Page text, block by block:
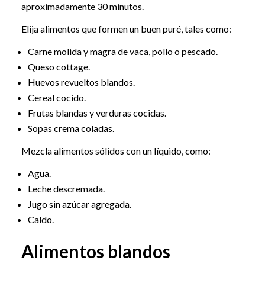
aproximadamente 30 minutos.
Elija alimentos que formen un buen puré, tales como:
Carne molida y magra de vaca, pollo o pescado.
Queso cottage.
Huevos revueltos blandos.
Cereal cocido.
Frutas blandas y verduras cocidas.
Sopas crema coladas.
Mezcla alimentos sólidos con un líquido, como:
Agua.
Leche descremada.
Jugo sin azúcar agregada.
Caldo.
Alimentos blandos